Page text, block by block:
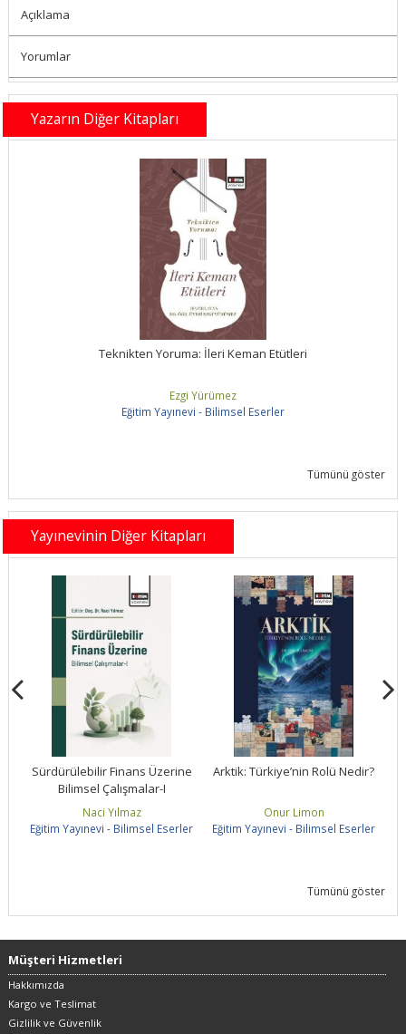
Açıklama
Yorumlar
Yazarın Diğer Kitapları
Teknikten Yoruma: İleri Keman Etütleri
Ezgi Yürümez
Eğitim Yayınevi - Bilimsel Eserler
Tümünü göster
Yayınevinin Diğer Kitapları
Sürdürülebilir Finans Üzerine
Bilimsel Çalışmalar-I
Naci Yılmaz
Eğitim Yayınevi - Bilimsel Eserler
Arktik: Türkiye’nin Rolü Nedir?
Onur Limon
Eğitim Yayınevi - Bilimsel Eserler
Tümünü göster
Müşteri Hizmetleri
Hakkımızda
Kargo ve Teslimat
Gizlilik ve Güvenlik